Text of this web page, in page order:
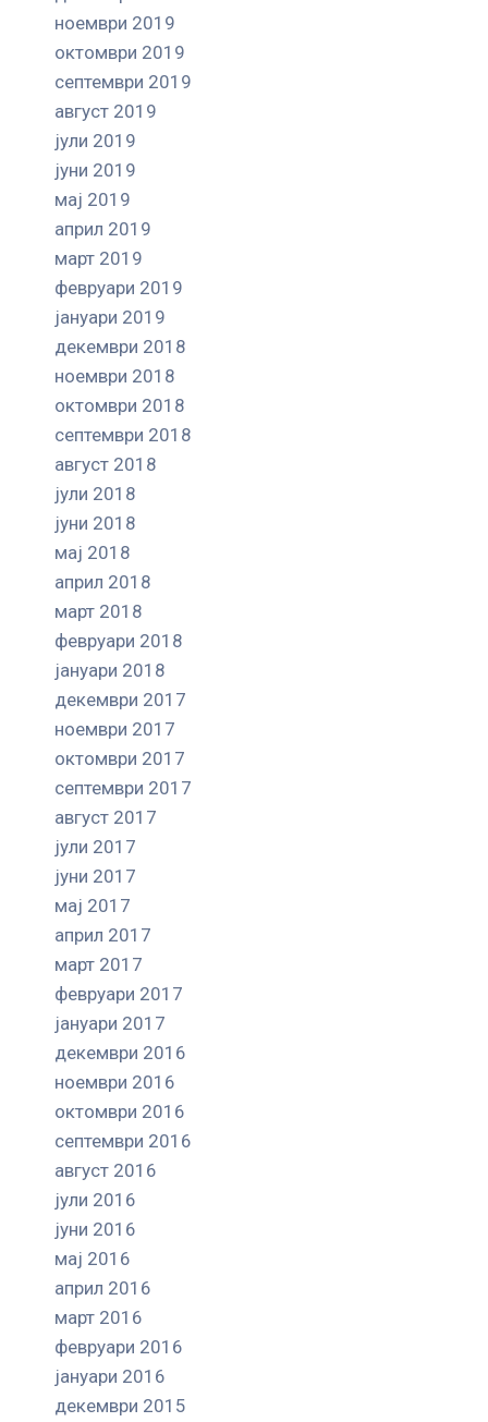
ноември 2019
октомври 2019
септември 2019
август 2019
јули 2019
јуни 2019
мај 2019
април 2019
март 2019
февруари 2019
јануари 2019
декември 2018
ноември 2018
октомври 2018
септември 2018
август 2018
јули 2018
јуни 2018
мај 2018
април 2018
март 2018
февруари 2018
јануари 2018
декември 2017
ноември 2017
октомври 2017
септември 2017
август 2017
јули 2017
јуни 2017
мај 2017
април 2017
март 2017
февруари 2017
јануари 2017
декември 2016
ноември 2016
октомври 2016
септември 2016
август 2016
јули 2016
јуни 2016
мај 2016
април 2016
март 2016
февруари 2016
јануари 2016
декември 2015